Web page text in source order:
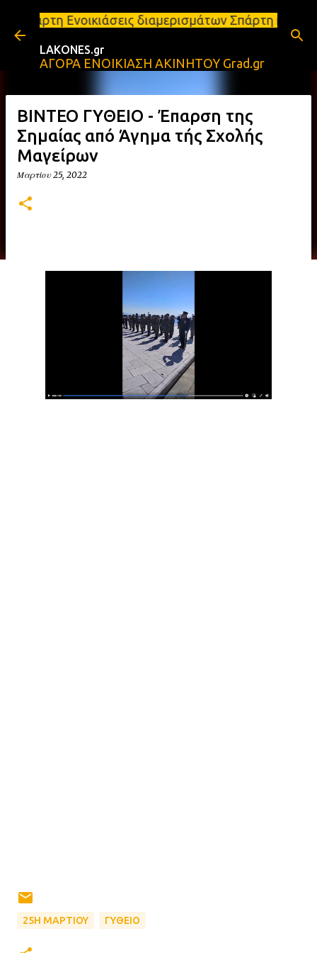
Μετάβαση στο κύριο περιεχόμενο
διαμερισμάτων Σπάρτη και Λακωνία
LAKONES.gr
ΑΓΟΡΑ ΕΝΟΙΚΙΑΣΗ ΑΚΙΝΗΤΟΥ Grad.gr
ΒΙΝΤΕΟ ΓΥΘΕΙΟ - Έπαρση της
Σημαίας από Άγημα τής Σχολής
Μαγείρων
Μαρτίου 25, 2022
25Η ΜΑΡΤΙΟΥ ΓΥΘΕΙΟ